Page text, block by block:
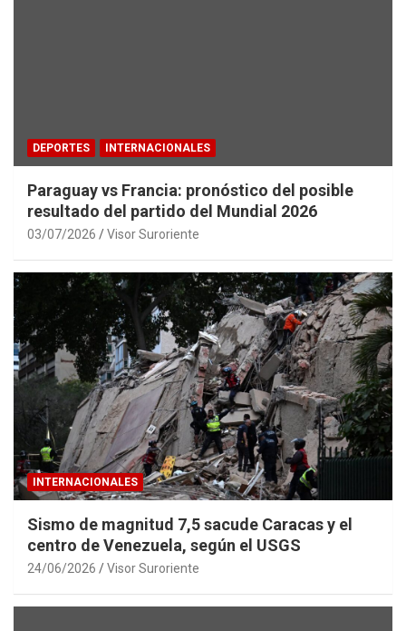
DEPORTES INTERNACIONALES
Paraguay vs Francia: pronóstico del posible
resultado del partido del Mundial 2026
03/07/2026 Visor Suroriente
INTERNACIONALES
Sismo de magnitud 7,5 sacude Caracas y el
centro de Venezuela, según el USGS
24/06/2026 Visor Suroriente